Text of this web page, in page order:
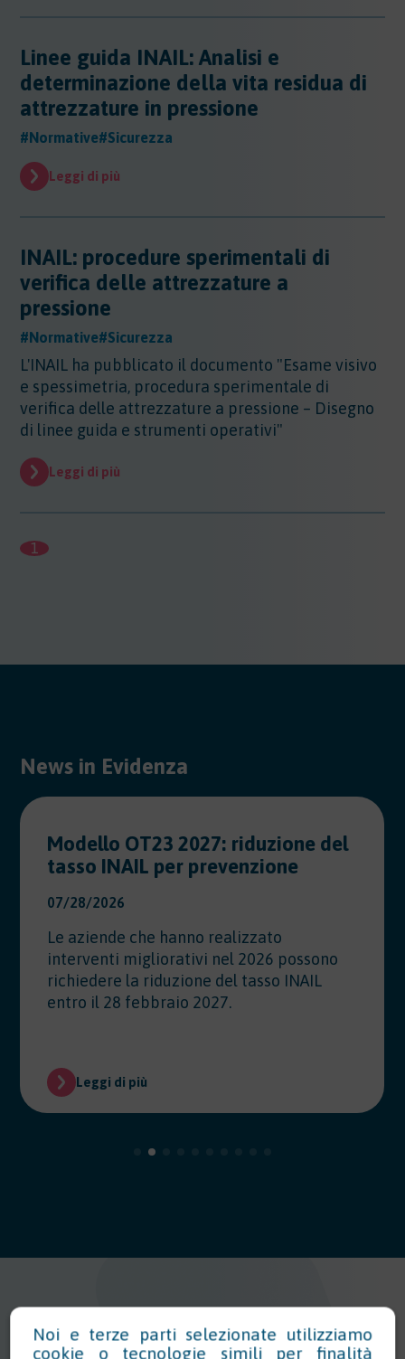
Regioni - Friuli Venezia Giulia
Regioni - Lazio
Regioni - Liguria
Regioni - Lombardia
Regioni - Marche
Regioni - Piemonte
Regioni - Sicilia
Regioni - Toscana
Regioni - Trentino Alto Adige
Regioni - Umbria
Regioni - Valle DAosta
Regioni - Veneto
Sicurezza - PED
Sicurezza - DPI
Sicurezza - Macchine
Sicurezza - Rischio chimico
Sicurezza - Stress Lavoro-Correlato
Sicurezza - Radiazioni ottiche
Sicurezza - Covid 19
Sostanze
Sostanze - Pericolose
Sostanze - Trasporto Merci
Sostanze - Schede di Sicurezza
Sostenibilita
Sostenibilità
Trasporti
Trasporti
Linee guida INAIL: Analisi e
determinazione della vita residua di
attrezzature in pressione
#Normative#Sicurezza
Leggi di più
INAIL: procedure sperimentali di
verifica delle attrezzature a
pressione
#Normative#Sicurezza
L'INAIL ha pubblicato il documento "Esame visivo
e spessimetria, procedura sperimentale di
verifica delle attrezzature a pressione – Disegno
di linee guida e strumenti operativi"
Leggi di più
1
News in Evidenza
Modello OT23 2027: riduzione del
tasso INAIL per prevenzione
07/28/2026
Le aziende che hanno realizzato
interventi migliorativi nel 2026 possono
richiedere la riduzione del tasso INAIL
entro il 28 febbraio 2027.
Leggi di più
Noi e terze parti selezionate utilizziamo
cookie o tecnologie simili per finalità